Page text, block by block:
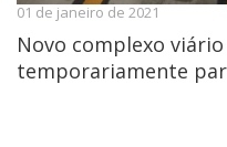
01 de janeiro de 2021
Novo complexo
temporariamente